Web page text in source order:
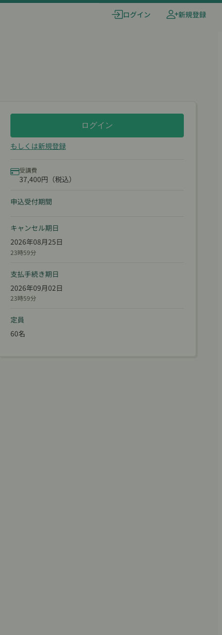
ログイン 新規登録
ログイン
もしくは新規登録
受講費
37,400円（税込）
申込受付期間
キャンセル期日
2026年08月25日
23時59分
支払手続き期日
2026年09月02日
23時59分
定員
60名